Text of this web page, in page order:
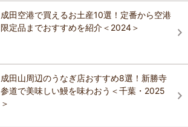
成田空港で買えるお土産10選！定番から空港
限定品までおすすめを紹介＜2024＞
成田山周辺のうなぎ店おすすめ8選！新勝寺
参道で美味しい鰻を味わおう＜千葉・2025
＞